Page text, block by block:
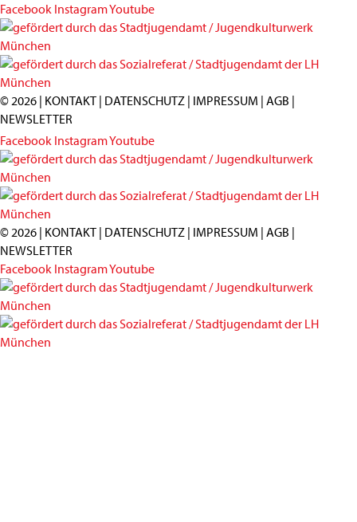
Facebook InstagramYoutube
© 2026 | KONTAKT | DATENSCHUTZ | IMPRESSUM | AGB |
NEWSLETTER
Facebook InstagramYoutube
© 2026 | KONTAKT | DATENSCHUTZ | IMPRESSUM | AGB |
NEWSLETTER
Facebook InstagramYoutube